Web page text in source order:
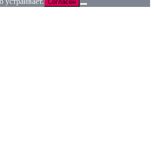
Согласен